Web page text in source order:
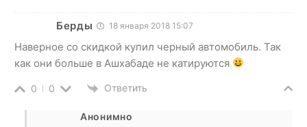
Берды 18 января 2018 15:07
Наверное со скидкой купил черный автомобиль. Так
как они больше в Ашхабаде не катируются
0 0 Ответить
Анонимно